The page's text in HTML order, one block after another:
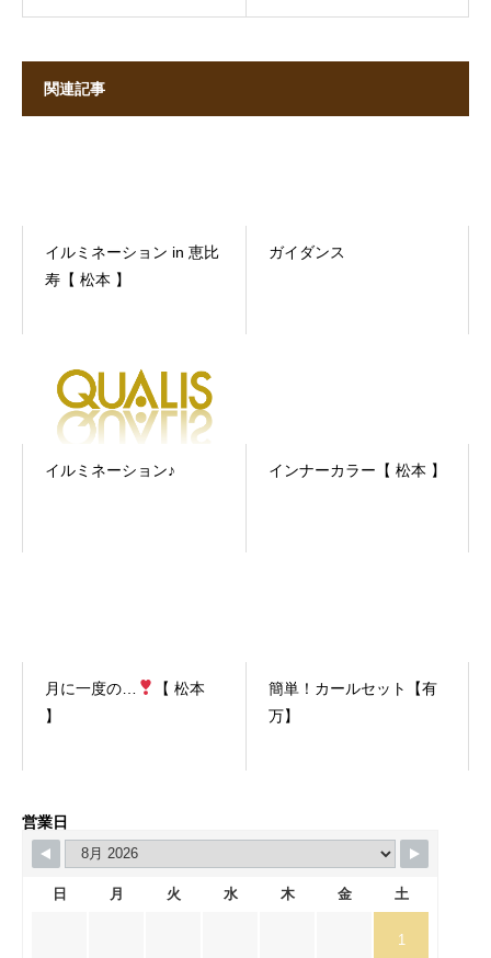
関連記事
イルミネーション in 恵比
寿【 松本 】
ガイダンス
イルミネーション♪ インナーカラー【 松本 】
月に一度の…
【 松本
】
簡単！カールセット【有
万】
営業日
日 月 火 水 木 金 土
1